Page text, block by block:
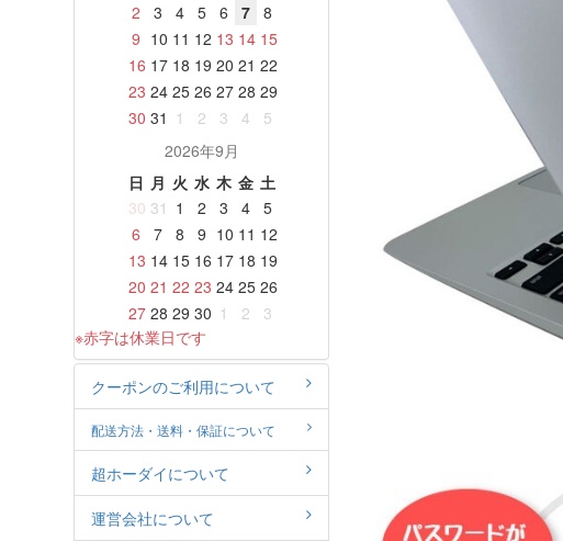
2
3 4 5 6 7
8
9 10 11 12 13 14 15
16 17 18 19 20 21 22
23 24 25 26 27 28 29
30 31 1 2 3 4
5
2026年9月
日 月 火 水 木 金 土
30 31 1 2 3 4
5
6
7 8 9 10 11 12
13 14 15 16 17 18 19
20 21 22 23 24 25 26
27 28 29 30 1 2
3
※赤字は休業日です
クーポンのご利用について
配送方法・送料・保証について
超ホーダイについて
運営会社について